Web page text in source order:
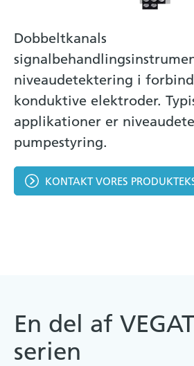
Dobbeltkanals
niveaudetektering i
konduktive elektroder.
applikationer er
pumpestyring.
KONTAKT VORES
En del af
serien